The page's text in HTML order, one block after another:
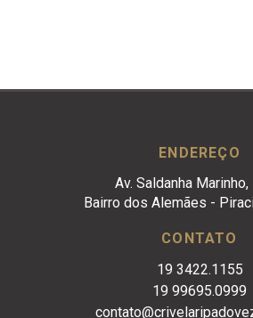
ENDEREÇO
Av. Saldanha
Bairro dos Alemães -
CONTATO
19 3422.1155
19 99695.0999